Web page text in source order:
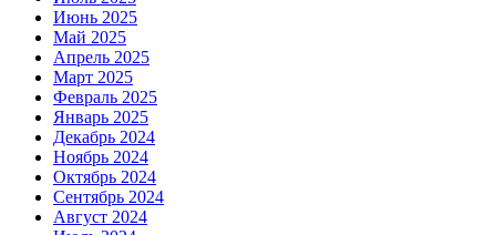
Июнь 2025
Май 2025
Апрель 2025
Март 2025
Февраль 2025
Январь 2025
Декабрь 2024
Ноябрь 2024
Октябрь 2024
Сентябрь 2024
Август 2024